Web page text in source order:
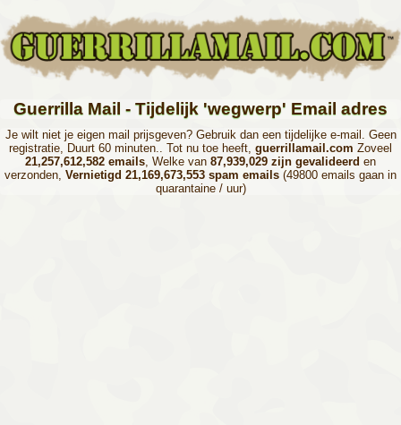
Guerrilla Mail - Tijdelijk 'wegwerp' Email adres
Je wilt niet je eigen mail prijsgeven? Gebruik dan een tijdelijke e-mail. Geen
registratie, Duurt 60 minuten.. Tot nu toe heeft, guerrillamail.com Zoveel
21,257,612,582 emails, Welke van 87,939,029 zijn gevalideerd en
verzonden, Vernietigd 21,169,673,553 spam emails (49800 emails gaan in
quarantaine / uur)